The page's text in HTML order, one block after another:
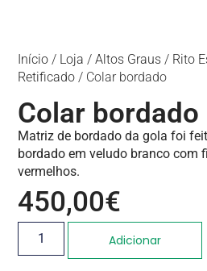
Início / Loja /Altos Graus / Rito
Retificado / Colar bordado
Colar bordado
Matriz de bordado da gola foi
bordado em veludo branco com
vermelhos.
450,00€
Adicionar